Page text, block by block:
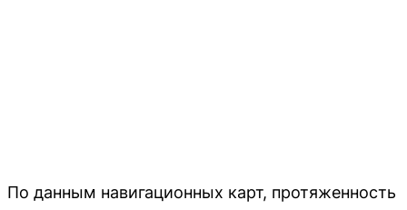
По данным навигационных карт, протяженность